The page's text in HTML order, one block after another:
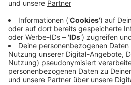
Michael ist es besonders
Zeit lernt beide Seiten zu
guten als auch an den
wachsen - und genau dies zu
erst so richtig lebenswert.
Interview mit Michael